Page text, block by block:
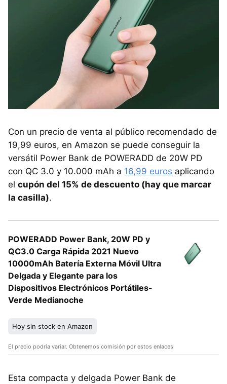
Con un precio de venta al público recomendado de
19,99 euros, en Amazon se puede conseguir la
versátil Power Bank de POWERADD de 20W PD
con QC 3.0 y 10.000 mAh a 16,99 euros aplicando
el cupón del 15% de descuento (hay que marcar
la casilla).
POWERADD Power Bank, 20W PD y
QC3.0 Carga Rápida 2021 Nuevo
10000mAh Batería Externa Móvil Ultra
Delgada y Elegante para los
Dispositivos Electrónicos Portátiles-
Verde Medianoche
Hoy sin stock en Amazon
El precio podría variar. Obtenemos comisión por estos enlaces
Esta compacta y delgada Power Bank de